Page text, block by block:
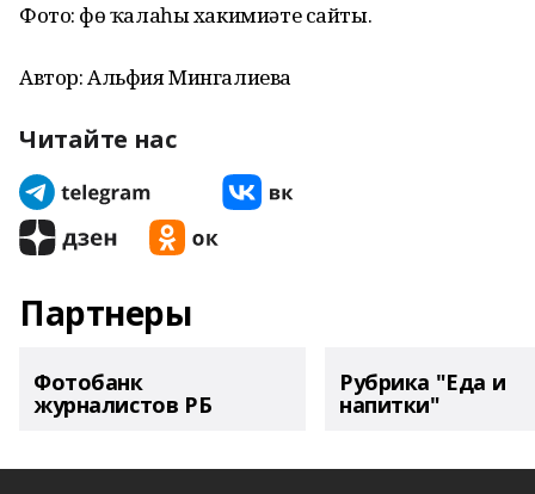
Фото: Өфө ҡалаһы хакимиәте сайты.
Автор: Альфия Мингалиева
Читайте нас
Партнеры
Фотобанк
журналистов РБ
Рубрика "Еда и
напитки"